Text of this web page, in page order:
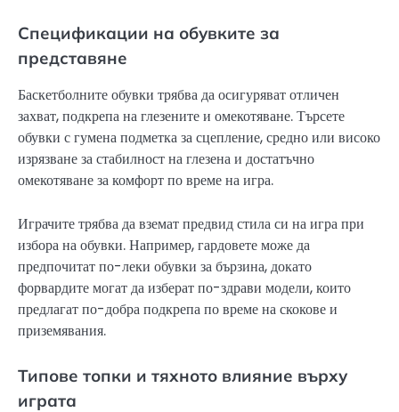
Спецификации на обувките за
представяне
Баскетболните обувки трябва да осигуряват отличен
захват, подкрепа на глезените и омекотяване. Търсете
обувки с гумена подметка за сцепление, средно или високо
изрязване за стабилност на глезена и достатъчно
омекотяване за комфорт по време на игра.
Играчите трябва да вземат предвид стила си на игра при
избора на обувки. Например, гардовете може да
предпочитат по-леки обувки за бързина, докато
форвардите могат да изберат по-здрави модели, които
предлагат по-добра подкрепа по време на скокове и
приземявания.
Типове топки и тяхното влияние върху
играта